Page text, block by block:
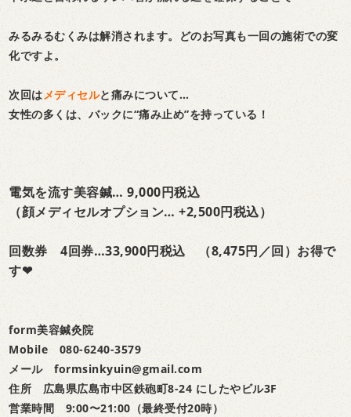
みるみるむくみは解消されます。どのお写真も一回の施術での変
化ですよ。
次回はメディセルと痛みについて…
女性の多くは、バックに“痛み止め”を持っている！
電気を流す美容鍼… 9,000円税込
（顔メディセルオプション… +2,500円税込）
回数券 4回券…33,900円税込 （8,475円／回）お得で
す❤︎
form美容鍼灸院
Mobile 080-6240-3579
メール formsinkyuin@gmail.com
住所 広島県広島市中区鉄砲町8-24 にしたやビル3F
営業時間 9:00〜21:00（最終受付20時）